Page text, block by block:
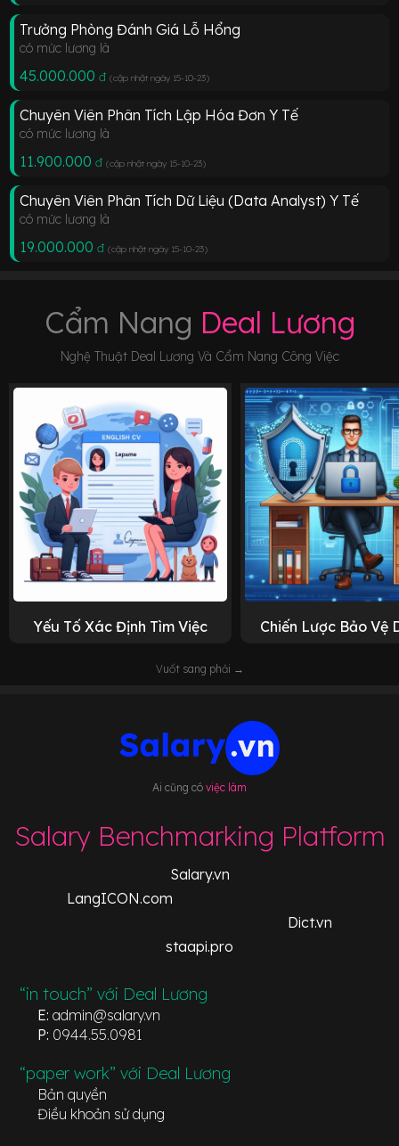
Trưởng Phòng Đánh Giá Lỗ Hổng
có mức lương là
45.000.000 đ (cập nhật ngày 15-10-23)
Chuyên Viên Phân Tích Lập Hóa Đơn Y Tế
có mức lương là
11.900.000 đ (cập nhật ngày 15-10-23)
Chuyên Viên Phân Tích Dữ Liệu (Data Analyst) Y Tế
có mức lương là
19.000.000 đ (cập nhật ngày 15-10-23)
Cẩm Nang Deal Lương
Nghệ Thuật Deal Lương Và Cẩm Nang Công Việc
Yếu Tố Xác Định Tìm Việc Chiến Lược Bảo Vệ
Vuốt sang phải →
Ai cũng có việc làm
Salary Benchmarking Platform
Salary.vn
LangICON.com
Dict.vn
staapi.pro
“in touch” với Deal Lương
E: admin@salary.vn
P: 0944.55.0981
“paper work” với Deal Lương
Bản quyền
Điều khoản sử dụng